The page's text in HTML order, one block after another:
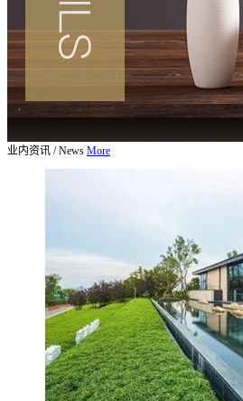
业内资讯 / News More